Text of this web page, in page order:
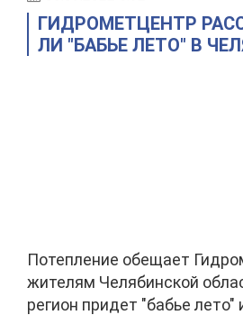
ГИДРОМЕТЦЕНТР
ЛИ "БАБЬЕ ЛЕТО" В
Потепление обещает
жителям Челябинской
регион придет "бабье лето"